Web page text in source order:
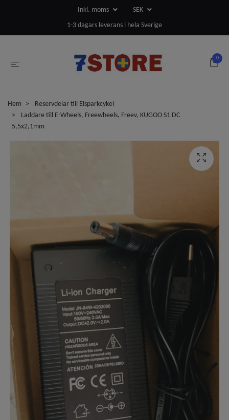
Inkl. moms
SEK
1-3 dagars leverans i hela Sverige
0
Hem
Reservdelar till Elsparkcykel
Laddare till E-Wheels, Freewheels, Freev, KUGOO S1 DC
5,5x2,1mm